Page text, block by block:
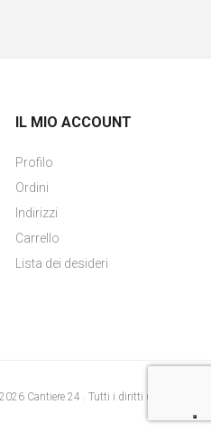
IL MIO ACCOUNT
Profilo
Ordini
Indirizzi
Carrello
Lista dei desideri
Cantiere 24 . Tutti i diritti riservati